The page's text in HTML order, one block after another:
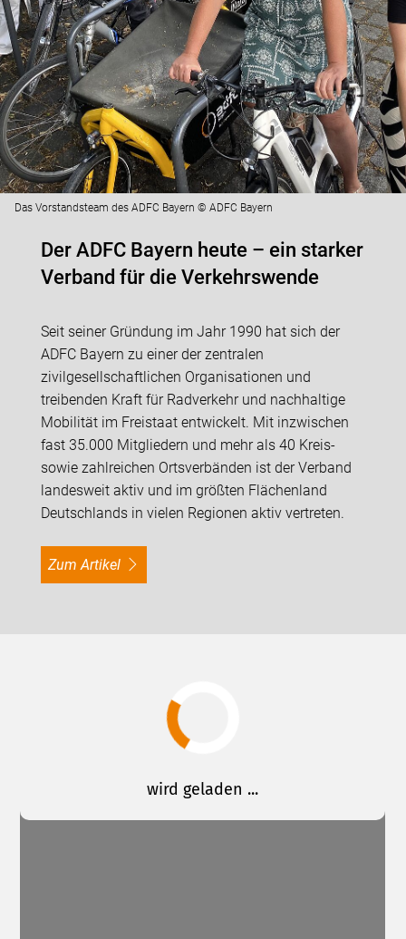
Das Vorstandsteam des ADFC Bayern © ADFC Bayern
Der ADFC Bayern heute – ein starker
Verband für die Verkehrswende
Seit seiner Gründung im Jahr 1990 hat sich der
ADFC Bayern zu einer der zentralen
zivilgesellschaftlichen Organisationen und
treibenden Kraft für Radverkehr und nachhaltige
Mobilität im Freistaat entwickelt. Mit inzwischen
fast 35.000 Mitgliedern und mehr als 40 Kreis-
sowie zahlreichen Ortsverbänden ist der Verband
landesweit aktiv und im größten Flächenland
Deutschlands in vielen Regionen aktiv vertreten.
Zum Artikel